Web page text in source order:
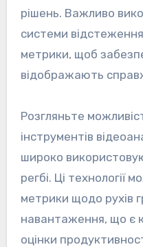
рішень. Важливо
системи
метрики, щоб
відображають
Розгляньте
інструментів
широко
регбі. Ці технології
метрики щодо рухів
навантаження, що є
оцінки